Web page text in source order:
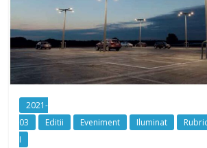
2021-
03
Editii Eveniment Iluminat
I